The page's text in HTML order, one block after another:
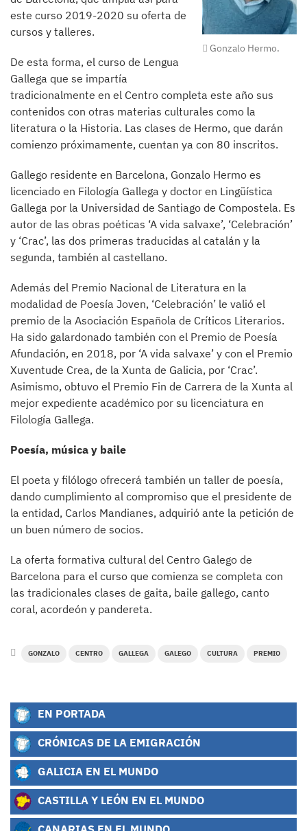
Gonzalo Hermo.
este curso 2019-2020 su oferta de
cursos y talleres.
De esta forma, el curso de Lengua
Gallega que se impartía
tradicionalmente en el Centro completa este año sus
contenidos con otras materias culturales como la
literatura o la Historia. Las clases de Hermo, que darán
comienzo próximamente, cuentan ya con 80 inscritos.
Gallego residente en Barcelona, Gonzalo Hermo es
licenciado en Filología Gallega y doctor en Lingüística
Gallega por la Universidad de Santiago de Compostela. Es
autor de las obras poéticas ‘A vida salvaxe’, ‘Celebración’
y ‘Crac’, las dos primeras traducidas al catalán y la
segunda, también al castellano.
Además del Premio Nacional de Literatura en la
modalidad de Poesía Joven, ‘Celebración’ le valió el
premio de la Asociación Española de Críticos Literarios.
Ha sido galardonado también con el Premio de Poesía
Afundación, en 2018, por ‘A vida salvaxe’ y con el Premio
Xuventude Crea, de la Xunta de Galicia, por ‘Crac’.
Asimismo, obtuvo el Premio Fin de Carrera de la Xunta al
mejor expediente académico por su licenciatura en
Filología Gallega.
Poesía, música y baile
El poeta y filólogo ofrecerá también un taller de poesía,
dando cumplimiento al compromiso que el presidente de
la entidad, Carlos Mandianes, adquirió ante la petición de
un buen número de socios.
La oferta formativa cultural del Centro Galego de
Barcelona para el curso que comienza se completa con
las tradicionales clases de gaita, baile gallego, canto
coral, acordeón y pandereta.
GONZALO CENTRO GALLEGA GALEGO CULTURA PREMIO
EN PORTADA
CRÓNICAS DE LA EMIGRACIÓN
GALICIA EN EL MUNDO
CASTILLA Y LEÓN EN EL MUNDO